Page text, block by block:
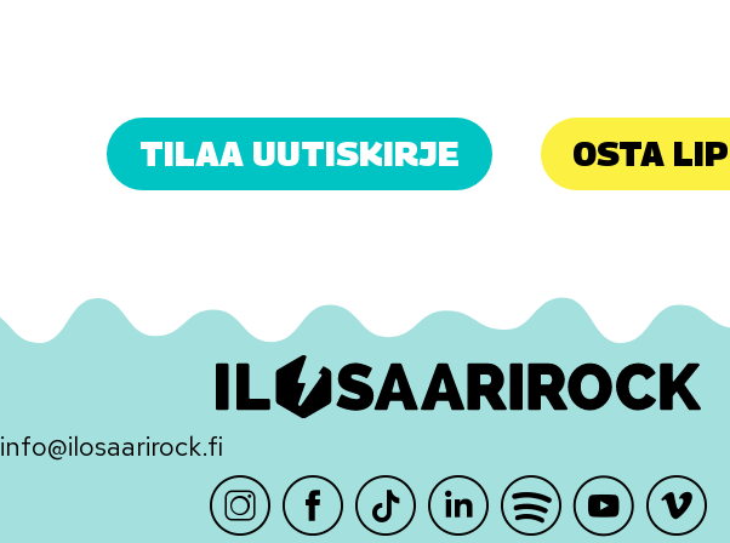
TILAA UUTISKIRJE OSTA
info@ilosaarirock.fi
InstagramFacebook
TikTokLinkedInSpotifyYoutubeVimeo